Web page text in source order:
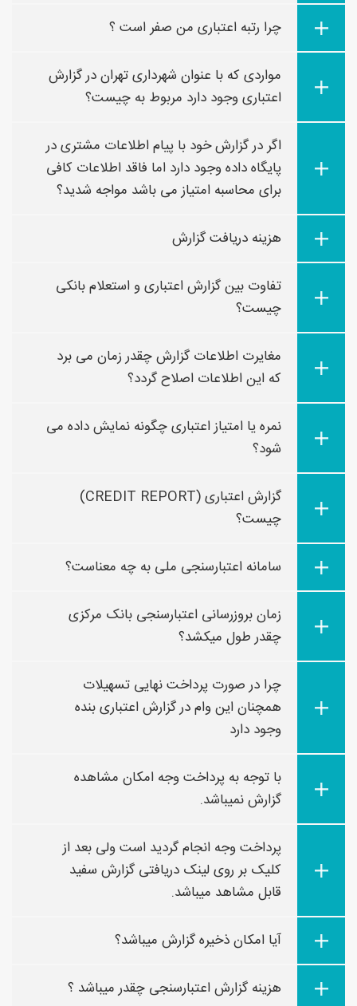
چرا رتبه اعتباری من صفر است ؟
مواردی که با عنوان شهرداری تهران در گزارش
اعتباری وجود دارد مربوط به چیست؟
اگر در گزارش خود با پیام اطلاعات مشتری در
پایگاه داده وجود دارد اما فاقد اطلاعات کافی
برای محاسبه امتیاز می باشد مواجه شدید؟
هزینه دریافت گزارش
تفاوت بین گزارش اعتباری و استعلام بانکی
چیست؟
مغایرت اطلاعات گزارش چقدر زمان می برد
که این اطلاعات اصلاح گردد؟
نمره یا امتیاز اعتباری چگونه نمایش داده می
شود؟
گزارش اعتباری (CREDIT REPORT)
چیست؟
سامانه اعتبارسنجی ملی به چه معناست؟
زمان بروزرسانی اعتبارسنجی بانک مرکزی
چقدر طول میکشد؟
چرا در صورت پرداخت نهایی تسهیلات
همچنان این وام در گزارش اعتباری بنده
وجود دارد
با توجه به پرداخت وجه امکان مشاهده
گزارش نمیباشد.
پرداخت وجه انجام گردید است ولی بعد از
کلیک بر روی لینک دریافتی گزارش سفید
قابل مشاهد میباشد.
آیا امکان ذخیره گزارش میباشد؟
هزینه گزارش اعتبارسنجی چقدر میباشد ؟